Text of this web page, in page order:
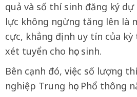
quả và số thí sinh đăng ký
lực không ngừng tăng lên là
cực, khẳng định uy tín của
xét tuyển cho học sinh.
Bên cạnh đó, việc số lượng
nghiệp Trung học Phổ thông